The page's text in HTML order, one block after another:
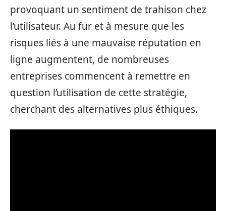
provoquant un sentiment de trahison chez
l’utilisateur. Au fur et à mesure que les
risques liés à une mauvaise réputation en
ligne augmentent, de nombreuses
entreprises commencent à remettre en
question l’utilisation de cette stratégie,
cherchant des alternatives plus éthiques.